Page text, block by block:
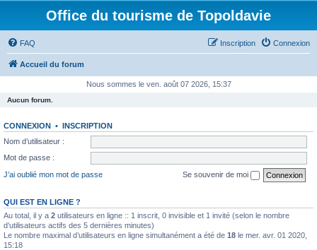
Office du tourisme de Topoldavie
FAQ Connexion
Inscription
Accueil du forum
Nous sommes le ven. août 07 2026, 15:37
Aucun forum.
CONNEXION • INSCRIPTION
Nom d’utilisateur :
Mot de passe :
J’ai oublié mon mot de passe
Se souvenir de moi
QUI EST EN LIGNE ?
Au total, il y a 2 utilisateurs en ligne :: 1 inscrit, 0 invisible et 1 invité (selon le nombre
d’utilisateurs actifs des 5 dernières minutes)
Le nombre maximal d’utilisateurs en ligne simultanément a été de 18 le mer. avr. 01 2020,
15:18